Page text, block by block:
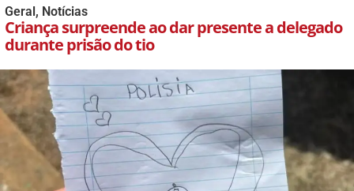
Geral, Notícias
Criança surpreende ao dar presente a delegado
durante prisão do tio